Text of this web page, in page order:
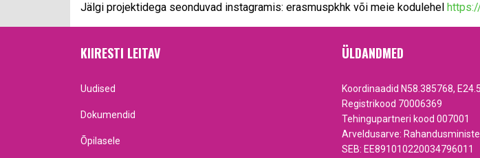
Jälgi projektidega seonduvad instagramis: erasmuspkhk või meie kodulehel
KIIRESTI LEITAV
Uudised
Dokumendid
Õpilasele
ÜLDANDMED
Koordinaadid N58.385768,
Registrikood 70006369
Tehingupartneri kood 007001
Arveldusarve:
SEB: EE891010220034796011